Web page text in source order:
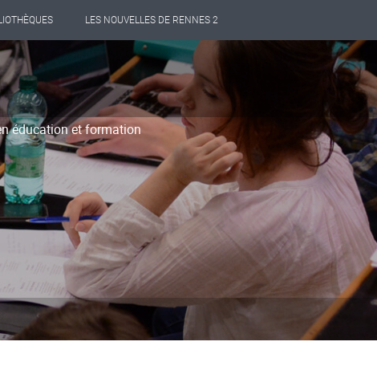
LES NOUVELLES DE RENNES 2
éducation et formation